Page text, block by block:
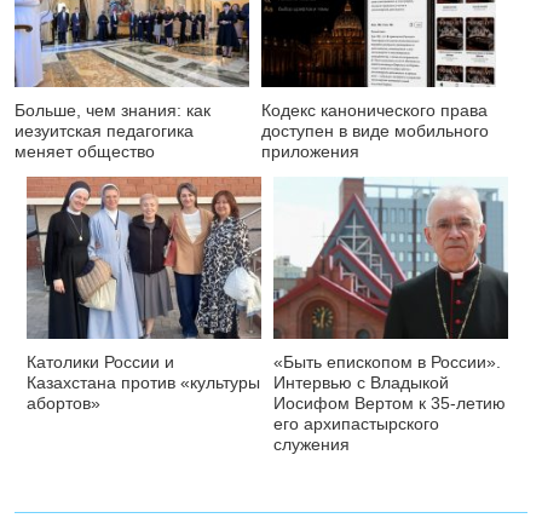
Больше, чем знания: как
иезуитская педагогика
меняет общество
Кодекс канонического права
доступен в виде мобильного
приложения
Католики России и
Казахстана против «культуры
абортов»
«Быть епископом в России».
Интервью с Владыкой
Иосифом Вертом к 35-летию
его архипастырского
служения